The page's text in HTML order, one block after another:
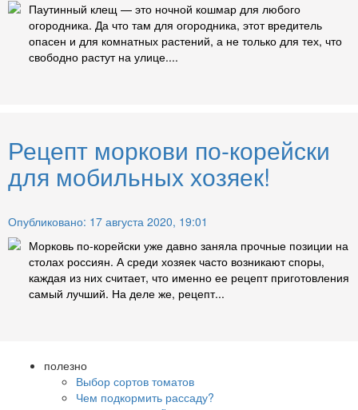
Паутинный клещ — это ночной кошмар для любого
огородника. Да что там для огородника, этот вредитель
опасен и для комнатных растений, а не только для тех, что
свободно растут на улице....
Рецепт моркови по-корейски
для мобильных хозяек!
Опубликовано: 17 августа 2020, 19:01
Морковь по-корейски уже давно заняла прочные позиции на
столах россиян. А среди хозяек часто возникают споры,
каждая из них считает, что именно ее рецепт приготовления
самый лучший. На деле же, рецепт...
полезно
Выбор сортов томатов
Чем подкормить рассаду?